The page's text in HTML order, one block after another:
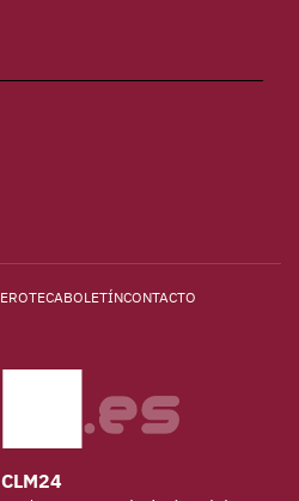
BOLETÍNCONTACTO
CLM24